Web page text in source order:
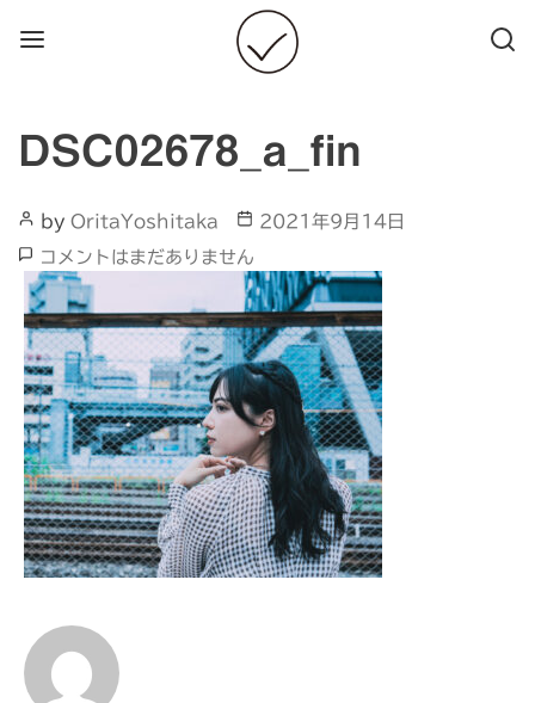
Menu Search
DSC02678_a_fin
PostbyOritaYoshitaka
Post2021年9月14日
DSC02678_a_fin
へ
の
コメントはまだありません